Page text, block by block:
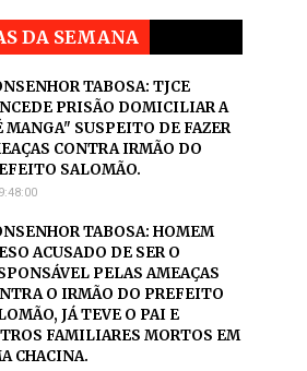
DA SEMANA
TABOSA: TJCE
PRISÃO DOMICILIAR A
MANGA" SUSPEITO DE FAZER
CONTRA IRMÃO DO
SALOMÃO.
TABOSA: HOMEM
ACUSADO DE SER O
PELAS AMEAÇAS
O IRMÃO DO PREFEITO
JÁ TEVE O PAI E
FAMILIARES MORTOS EM
CHACINA.